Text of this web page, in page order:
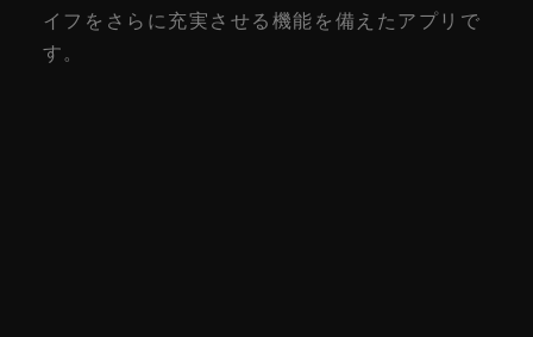
イフをさらに充実させる機能を備えたアプリで
す。